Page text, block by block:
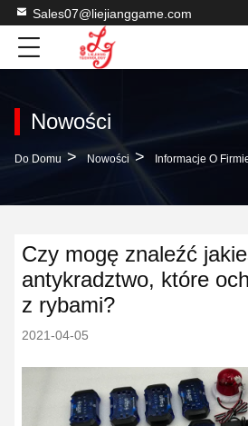
Sales07@liejianggame.com
Nowości
Do Domu > Nowości > Informacje O Firmie Czy Mogę Znaleźć Jakieś Urządzenie
Czy mogę znaleźć
antykradztwo, które
z rybami?
2021-04-05